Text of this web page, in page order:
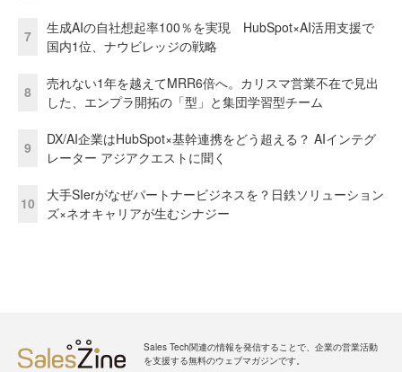
7
生成AIの自社想起率100％を実現 HubSpot×AI活用支援で
国内1位、ナウビレッジの戦略
8
売れない1年を越えてMRR6倍へ。カリスマ営業不在で見出
した、エンプラ開拓の「型」と集団学習型チーム
9
DX/AI企業はHubSpot×基幹連携をどう超える？ AIインテグ
レーター アジアクエストに聞く
10
大手SIerがなぜパートナービジネスを？日鉄ソリューション
ズ×ネオキャリアが生むシナジー
Sales Tech関連の情報を発信することで、企業の営業活動
を支援する無料のウェブマガジンです。